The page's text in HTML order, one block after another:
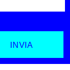
INVIA